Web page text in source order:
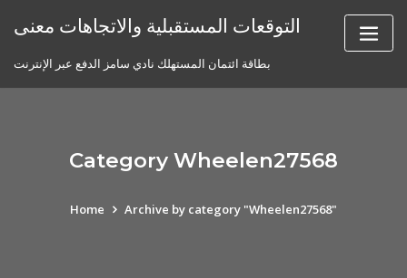
التوقعات المستقبلية والاتجاهات معنى
بطاقة ائتمان المستهلك نادي سامز الدفع عبر الإنترنت
Category Wheelen27568
Home Archive by category "Wheelen27568"